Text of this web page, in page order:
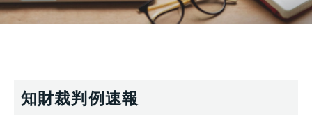
知財裁判例速報